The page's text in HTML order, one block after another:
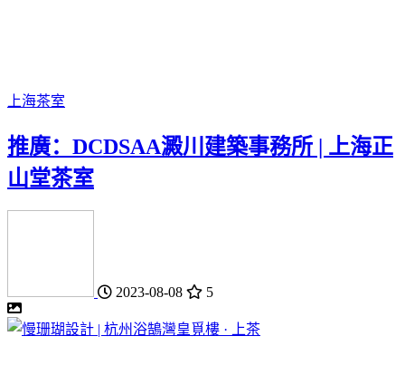
上海茶室
推廣：DCDSAA澱川建築事務所 | 上海正
山堂茶室
2023-08-08 5